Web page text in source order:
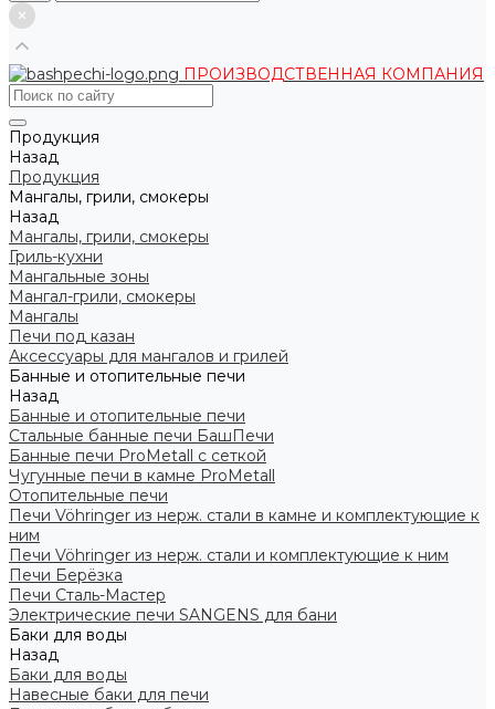
ПРОИЗВОДСТВЕННАЯ КОМПАНИЯ
Продукция
Назад
Продукция
Мангалы, грили, смокеры
Назад
Мангалы, грили, смокеры
Гриль-кухни
Мангальные зоны
Мангал-грили, смокеры
Мангалы
Печи под казан
Аксессуары для мангалов и грилей
Банные и отопительные печи
Назад
Банные и отопительные печи
Стальные банные печи БашПечи
Банные печи ProMetall с сеткой
Чугунные печи в камне ProMetall
Отопительные печи
Печи Vöhringer из нерж. стали в камне и комплектующие к
ним
Печи Vöhringer из нерж. стали и комплектующие к ним
Печи Берёзка
Печи Сталь-Мастер
Электрические печи SANGENS для бани
Баки для воды
Назад
Баки для воды
Навесные баки для печи